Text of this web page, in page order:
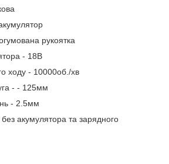
рукоятка
- 18В
ходу - 10000об./хв
- - 125мм
- 2.5мм
акумулятора та зарядного